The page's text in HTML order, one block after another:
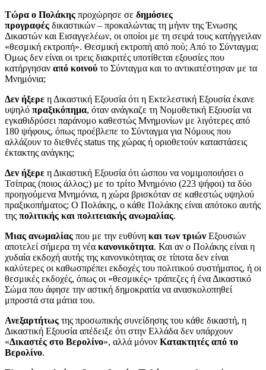
Τώρα ο Πολάκης προχώρησε σε δημόσιες
προγραφές δικαστικών – προκαλώντας τη μήνιν της Ένωσης
Δικαστών και Εισαγγελέων, οι οποίοι με τη σειρά τους κατήγγειλαν
«θεσμική εκτροπή». Θεσμική εκτροπή από πού; Από το Σύνταγμα;
Όμως δεν είναι οι τρεις διακριτές υποτίθεται εξουσίες που
κατήργησαν από κοινού το Σύνταγμα και το αντικατέστησαν με τα
Μνημόνια;
Δεν ήξερε η Δικαστική Εξουσία ότι η Εκτελεστική Εξουσία έκανε
υψηλό πραξικόπημα, όταν ανάγκαζε τη Νομοθετική Εξουσία να
εγκαθιδρύσει παράνομο καθεστώς Μνημονίων με λιγότερες από
180 ψήφους, όπως προέβλεπε το Σύνταγμα για Νόμους που
αλλάζουν το διεθνές status της χώρας ή οριοθετούν καταστάσεις
έκτακτης ανάγκης;
Δεν ήξερε η Δικαστική Εξουσία ότι ώσπου να νομιμοποιήσει ο
Τσίπρας (ποιος άλλος;) με το τρίτο Μνημόνιο (223 ψήφοι) τα δύο
προηγούμενα Μνημόνια, η χώρα βρισκόταν σε καθεστώς υψηλού
πραξικοπήματος; Ο Πολάκης, ο κάθε Πολάκης είναι απότοκο αυτής
της πολιτικής και πολιτειακής ανωμαλίας.
Μιας ανωμαλίας που με την ευθύνη και των τριών Εξουσιών
αποτελεί σήμερα τη νέα κανονικότητα. Και αν ο Πολάκης είναι η
χυδαία εκδοχή αυτής της κανονικότητας σε τίποτα δεν είναι
καλύτερες οι καθωσπρέπει εκδοχές του πολιτικού συστήματος, ή οι
θεσμικές εκδοχές, όπως οι «θεσμικές» τράπεζες ή ένα Δικαστικό
Σώμα που άφησε την αστική δημοκρατία να ανασκολοπηθεί
μπροστά στα μάτια του.
Ανεξαρτήτως της προσωπικής συνείδησης του κάθε δικαστή, η
Δικαστική Εξουσία απέδειξε ότι στην Ελλάδα δεν υπάρχουν
«Δικαστές στο Βερολίνο», αλλά μόνον Κατακτητές από το
Βερολίνο.